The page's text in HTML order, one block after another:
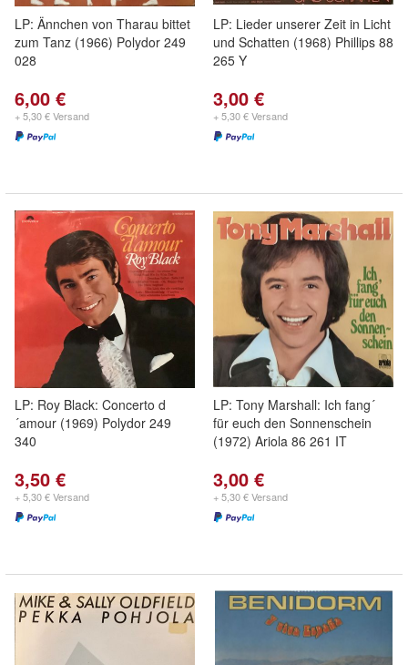
LP: Ännchen von Tharau bittet
zum Tanz (1966) Polydor 249
028
6,00 €
+ 5,30 € Versand
LP: Lieder unserer Zeit in Licht
und Schatten (1968) Phillips 88
265 Y
3,00 €
+ 5,30 € Versand
LP: Roy Black: Concerto d
´amour (1969) Polydor 249
340
3,50 €
+ 5,30 € Versand
LP: Tony Marshall: Ich fang´
für euch den Sonnenschein
(1972) Ariola 86 261 IT
3,00 €
+ 5,30 € Versand